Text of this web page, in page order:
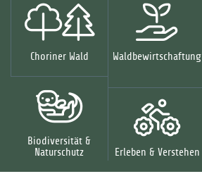
Choriner Wald Waldbewirtschaftung
Biodiversität &
Naturschutz
Erleben & Verstehen